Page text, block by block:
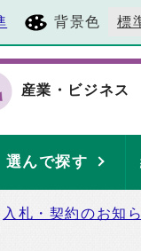
背景色 標
産業・ビジネス
選んで探す
入札・契約のお知